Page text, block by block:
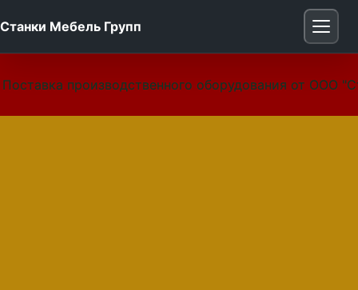
Станки Мебель Групп
Поставка производственного оборудования от ООО